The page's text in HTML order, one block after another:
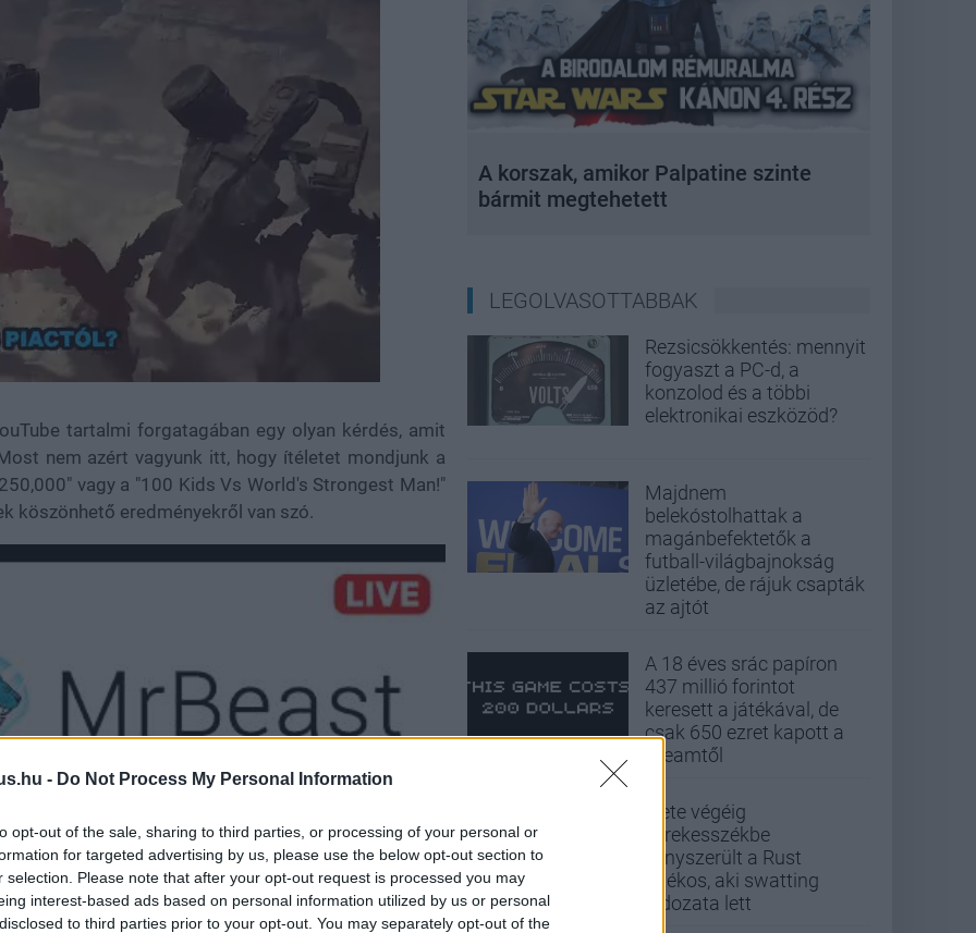
- Do Not Process My Personal Information
opt-out of the sale, sharing to third parties, or processing of your personal or
for targeted advertising by us, please use the below opt-out section to
selection. Please note that after your opt-out request is processed you may
interest-based ads based on personal information utilized by us or personal
to third parties prior to your opt-out. You may separately opt-out of the
tartalmi forgatagában egy olyan kérdés, amit
nem azért vagyunk itt, hogy ítéletet mondjunk a
vagy a "100 Kids Vs World's Strongest Man!"
köszönhető eredményekről van szó.
A korszak, amikor Palpatine szinte
bármit megtehetett
LEGOLVASOTTABBAK
Rezsicsökkentés: mennyit
fogyaszt a PC-d, a
konzolod és a többi
elektronikai eszközöd?
Majdnem
belekóstolhattak a
magánbefektetők a
futball-világbajnokság
üzletébe, de rájuk csapták
az ajtót
A 18 éves srác papíron
437 millió forintot
keresett a játékával, de
csak 650 ezret kapott a
Steamtől
Élete végéig
kerekesszékbe
kényszerült a Rust
játékos, aki swatting
áldozata lett